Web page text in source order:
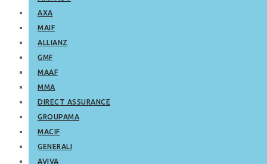
AXA
MAIF
ALLIANZ
GMF
MAAF
MMA
DIRECT ASSURANCE
GROUPAMA
MACIF
GENERALI
AVIVA